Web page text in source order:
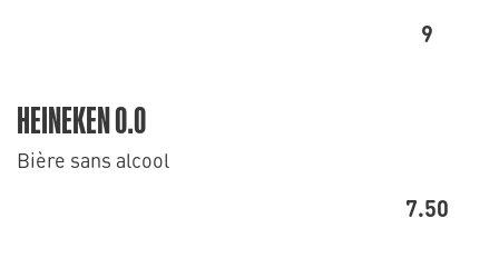
9
HEINEKEN 0.0
Bière sans alcool
7.50